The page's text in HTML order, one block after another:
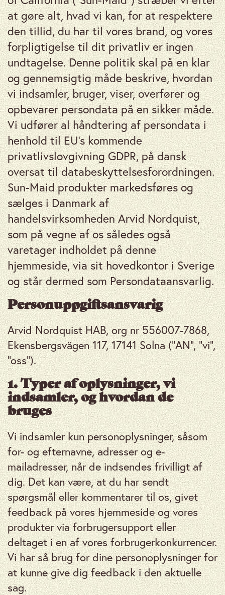
at gøre alt, hvad vi kan, for at respektere
den tillid, du har til vores brand, og vores
forpligtigelse til dit privatliv er ingen
undtagelse. Denne politik skal på en klar
og gennemsigtig måde beskrive, hvordan
vi indsamler, bruger, viser, overfører og
opbevarer persondata på en sikker måde.
Vi udfører al håndtering af persondata i
henhold til EU’s kommende
privatlivslovgivning GDPR, på dansk
oversat til databeskyttelsesforordningen.
Sun-Maid produkter markedsføres og
sælges i Danmark af
handelsvirksomheden Arvid Nordquist,
som på vegne af os således også
varetager indholdet på denne
hjemmeside, via sit hovedkontor i Sverige
og står dermed som Persondataansvarlig.
Personuppgiftsansvarig
Arvid Nordquist HAB, org nr 556007-7868,
Ekensbergsvägen 117, 17141 Solna (”AN”, “vi”,
“oss”).
1. Typer af oplysninger, vi
indsamler, og hvordan de
bruges
Vi indsamler kun personoplysninger, såsom
for- og efternavne, adresser og e-
mailadresser, når de indsendes frivilligt af
dig. Det kan være, at du har sendt
spørgsmål eller kommentarer til os, givet
feedback på vores hjemmeside og vores
produkter via forbrugersupport eller
deltaget i en af ​​vores forbrugerkonkurrencer.
Vi har så brug for dine personoplysninger for
at kunne give dig feedback i den aktuelle
sag.